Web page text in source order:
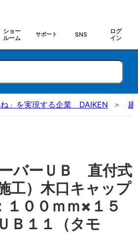
ショー
ルーム
サポート SNS
ログ
イン
ね」を実現する企業 DAIKEN 建
バーＵＢ 直付式
工）木口キャップ
１００ｍｍ×１５
Ｂ１１（タモ